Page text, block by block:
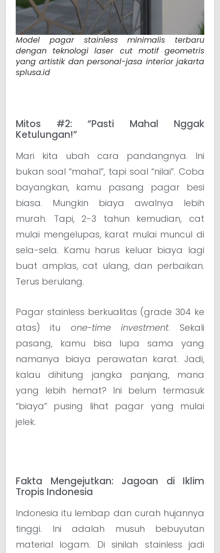
Model pagar stainless minimalis terbaru
dengan teknologi laser cut motif geometris
yang artistik dan personal-jasa interior jakarta
splusa.id
Mitos #2: “Pasti Mahal Nggak
Ketulungan!”
Mari kita ubah cara pandangnya. Ini
bukan soal “mahal”, tapi soal “nilai”. Coba
bayangkan, kamu pasang pagar besi
biasa. Mungkin biaya awalnya lebih
murah. Tapi, 2-3 tahun kemudian, cat
mulai mengelupas, karat mulai muncul di
sela-sela. Kamu harus keluar biaya lagi
buat amplas, cat ulang, dan perbaikan.
Terus berulang.
Pagar stainless berkualitas (grade 304 ke
atas) itu one-time investment. Sekali
pasang, kamu bisa lupa sama yang
namanya biaya perawatan karat. Jadi,
kalau dihitung jangka panjang, mana
yang lebih hemat? Ini belum termasuk
“biaya” pusing lihat pagar yang mulai
jelek.
Fakta Mengejutkan: Jagoan di Iklim
Tropis Indonesia
Indonesia itu lembap dan curah hujannya
tinggi. Ini adalah musuh bebuyutan
material logam. Di sinilah stainless jadi